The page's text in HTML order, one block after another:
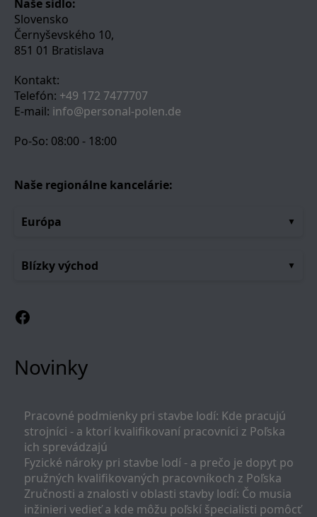
Naše sídlo:
Slovensko
Černyševského 10,
851 01 Bratislava
Kontakt:
Telefón: +49 172 7477707
E-mail: info@personal-polen.de
Po-So: 08:00 - 18:00
Naše regionálne kancelárie:
Európa
Blízky východ
Facebook
Novinky
Pracovné podmienky pri stavbe lodí: Kde pracujú
strojníci - a ktorí kvalifikovaní pracovníci z Poľska
ich sprevádzajú
Fyzické nároky pri stavbe lodí - a prečo je dopyt po
pružných kvalifikovaných pracovníkoch z Poľska
Zručnosti a znalosti v oblasti stavby lodí: Čo musia
inžinieri vedieť a kde môžu poľskí špecialisti pomôcť